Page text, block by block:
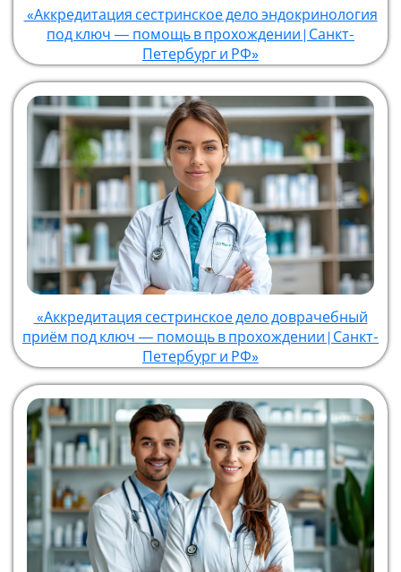
«Аккредитация сестринское дело эндокринология
под ключ — помощь в прохождении | Санкт-
Петербург и РФ»
«Аккредитация сестринское дело доврачебный
приём под ключ — помощь в прохождении | Санкт-
Петербург и РФ»